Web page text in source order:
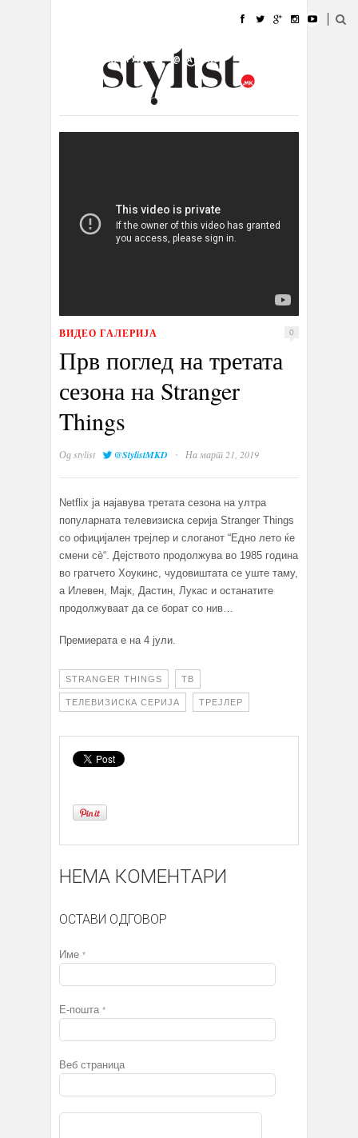
УБАВИНА
КУЛТУРА @РАБОТА
ИЗЛОГ
ВИДЕО ГАЛЕРИЈА 0
Прв поглед на третата
сезона на Stranger
Things
Одstylist @StylistMKD · На март 21, 2019
Netflix ја најавува третата сезона на ултра
популарната телевизиска серија Stranger Things
со официјален трејлер и слоганот “Едно лето ќе
смени сè“. Дејството продолжува во 1985 година
во гратчето Хоукинс, чудовиштата се уште таму,
а Илевен, Мајк, Дастин, Лукас и останатите
продолжуваат да се борат со нив…
Премиерата е на 4 јули.
STRANGER THINGS ТВ
ТЕЛЕВИЗИСКА СЕРИЈА ТРЕЈЛЕР
НЕМА КОМЕНТАРИ
ОСТАВИ ОДГОВОР
Име *
Е-пошта *
Веб страница